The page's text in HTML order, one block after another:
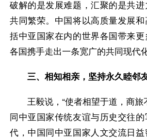
破解的是发展难题，汇聚的是共
共同繁荣。中国将以高质量发展
括中亚国家在内的世界各国带来
各国携手走出一条宽广的共同现代
三、相知相亲，坚持永久睦邻
王毅说，“使者相望于道，商旅
同中亚国家传统友谊与历史交往
代，中国同中亚国家人文交流日